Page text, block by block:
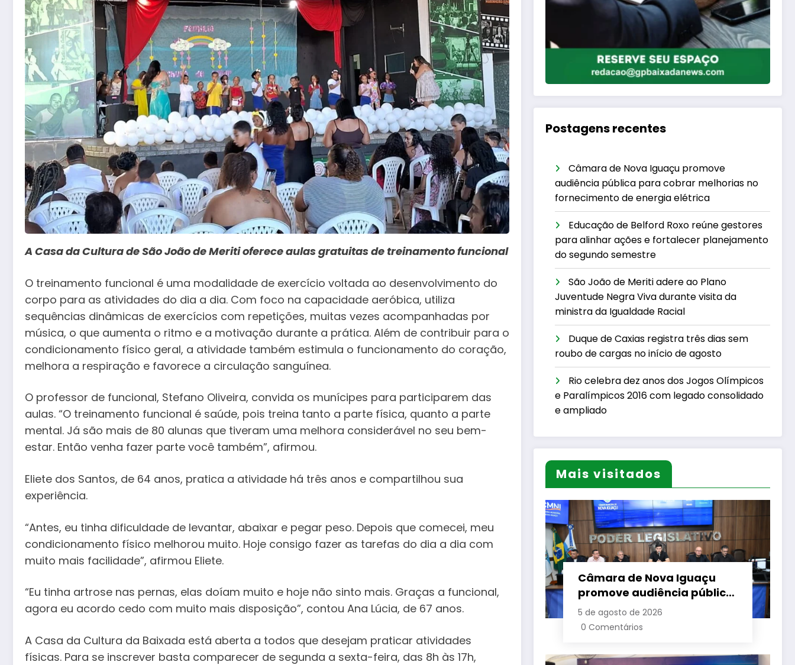
A Casa da Cultura de São João de Meriti oferece aulas gratuitas de treinamento funcional
O treinamento funcional é uma modalidade de exercício voltada ao desenvolvimento do
corpo para as atividades do dia a dia. Com foco na capacidade aeróbica, utiliza
sequências dinâmicas de exercícios com repetições, muitas vezes acompanhadas por
música, o que aumenta o ritmo e a motivação durante a prática. Além de contribuir para o
condicionamento físico geral, a atividade também estimula o funcionamento do coração,
melhora a respiração e favorece a circulação sanguínea.
O professor de funcional, Stefano Oliveira, convida os munícipes para participarem das
aulas. “O treinamento funcional é saúde, pois treina tanto a parte física, quanto a parte
mental. Já são mais de 80 alunas que tiveram uma melhora considerável no seu bem-
estar. Então venha fazer parte você também”, afirmou.
Eliete dos Santos, de 64 anos, pratica a atividade há três anos e compartilhou sua
experiência.
“Antes, eu tinha dificuldade de levantar, abaixar e pegar peso. Depois que comecei, meu
condicionamento físico melhorou muito. Hoje consigo fazer as tarefas do dia a dia com
muito mais facilidade”, afirmou Eliete.
“Eu tinha artrose nas pernas, elas doíam muito e hoje não sinto mais. Graças a funcional,
agora eu acordo cedo com muito mais disposição”, contou Ana Lúcia, de 67 anos.
A Casa da Cultura da Baixada está aberta a todos que desejam praticar atividades
físicas. Para se inscrever basta comparecer de segunda a sexta-feira, das 8h às 17h,
Postagens recentes
Câmara de Nova Iguaçu promove
audiência pública para cobrar melhorias no
fornecimento de energia elétrica
Educação de Belford Roxo reúne gestores
para alinhar ações e fortalecer planejamento
do segundo semestre
São João de Meriti adere ao Plano
Juventude Negra Viva durante visita da
ministra da Igualdade Racial
Duque de Caxias registra três dias sem
roubo de cargas no início de agosto
Rio celebra dez anos dos Jogos Olímpicos
e Paralímpicos 2016 com legado consolidado
e ampliado
Mais visitados
Câmara de Nova Iguaçu
promove audiência pública
para cobrar melhorias no
fornecimento de energia
5 de agosto de 2026
0 Comentários